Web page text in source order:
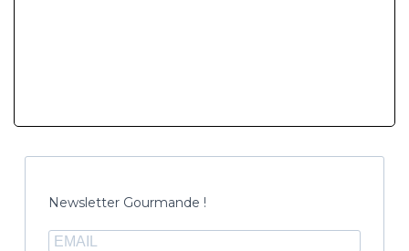
Newsletter Gourmande !